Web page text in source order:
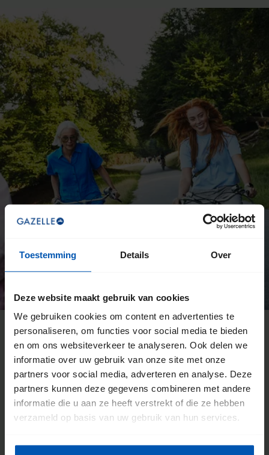
Toestemming Details Over
Deze website maakt gebruik van cookies
We gebruiken cookies om content en advertenties te
personaliseren, om functies voor social media te bieden
en om ons websiteverkeer te analyseren. Ook delen we
informatie over uw gebruik van onze site met onze
partners voor social media, adverteren en analyse. Deze
partners kunnen deze gegevens combineren met andere
informatie die u aan ze heeft verstrekt of die ze hebben
verzameld op basis van uw gebruik van hun services.
De voordelen van een Gazelle
fietsenwinkel
Daarom werken we intensief samen met onze fietsenwinkels.